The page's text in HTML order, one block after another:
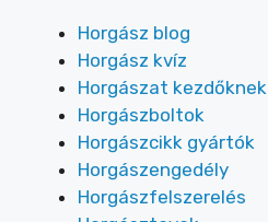
Horgász blog
Horgász kvíz
Horgászat kezdőknek
Horgászboltok
Horgászcikk gyártók
Horgászengedély
Horgászfelszerelés